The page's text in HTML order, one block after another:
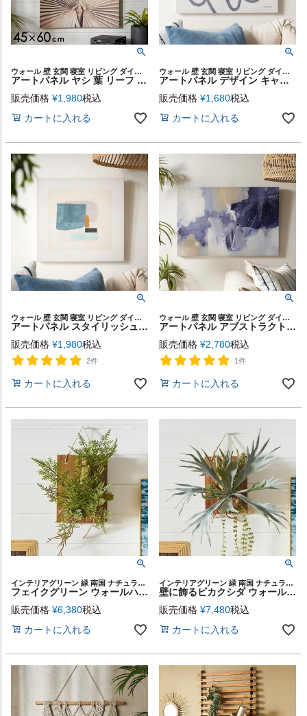
ウォール 壁 玄関 寝室 リビング ダイニング 店舗 カフェ レストラン ウォールアート キャンバスアート キャンバス デコレーション パネル 装飾 飾り プリント ギフト プレゼント
アートパネル ヤシ 葉 リーフ 葉っぱ キャンパス パネル 約 W 45cm D 60cm H 2.7cm 植物 アート キャンパスアート レトロ ボタニカル 絵画 壁掛け 壁飾り アートボード ウォール デコレーション インテリア おしゃれ 北欧 リゾート 雑貨 海外インテリア 西海岸風 [67141]
販売価格 ¥1,980税込
カートに入れる
ウォール 壁 玄関 寝室 リビング ダイニング 店舗 カフェ レストラン ウォールアート キャンバスアート キャンバス デコレーション パネル 装飾 飾り プリント ギフト プレゼント
アートパネル デザイン キャンパス パネル 約 W 50cm D 40cm H 2.7cm 抽象的 アート キャンパスアート デザイナーズアート 絵画 壁掛け 壁飾り アートボード ウォール デコレーション インテリア おしゃれ 北欧 リゾート 雑貨 海外インテリア 西海岸風 [67143]
販売価格 ¥1,680税込
カートに入れる
ウォール 壁 玄関 寝室 リビング ダイニング 店舗 カフェ レストラン ウォールアート キャンバスアート キャンバス デコレーション パネル 装飾 飾り プリント ギフト プレゼント
アートパネル スタイリッシュ デザイン キャンパス パネル 約 W 40cm D 40cm H 2.7cm 抽象的 アート キャンパスアート モダン シンプル 絵画 壁掛け 壁飾り アートボード ウォール デコレーション インテリア おしゃれ 北欧 リゾート 雑貨 海外インテリア 西海岸風 [67139]
販売価格 ¥1,980税込
2件
カートに入れる
ウォール 壁 玄関 寝室 リビング ダイニング 店舗 カフェ レストラン ウォールアート キャンバスアート キャンバス デコレーション パネル 装飾 飾り プリント ギフト プレゼント
アートパネル アブストラクト キャンパス パネル 約 W 75cm D 50cm H 2.7cm 抽象的 アート キャンパスアート モダン インダストリアル 絵画 壁掛け 壁飾り アートボード ウォール デコレーション インテリア おしゃれ 北欧 リゾート 雑貨 海外インテリア 西海岸風 [67137]
販売価格 ¥2,780税込
1件
カートに入れる
インテリアグリーン 緑 南国 ナチュラル カフェ 店舗 スタイリッシュ レストラン 装飾 フェイク グリーンリーフ プランツ アートデコレーション ガーデニング 室内装飾 プレゼント
フェイクグリーン ウォールハンギング ファーン シダ アカシア 木製 ウォールアート ハンキング 吊り下げ 壁掛け アーティフィシャルプランツ フェイクプランツ 造花 人工 多肉植物 アートグリーン ディスプレイ リゾート おしゃれ 北欧 インテリア 雑貨 西海岸 [94025]
販売価格 ¥6,380税込
カートに入れる
インテリアグリーン 緑 南国 ナチュラル カフェ 店舗 スタイリッシュ レストラン 装飾 フェイク グリーンリーフ プランツ アートデコレーション ガーデニング 室内装飾 プレゼント
壁に飾るビカクシダ ウォールハンギングフェイクグリーン アカシア板付き [94023]
販売価格 ¥7,480税込
カートに入れる